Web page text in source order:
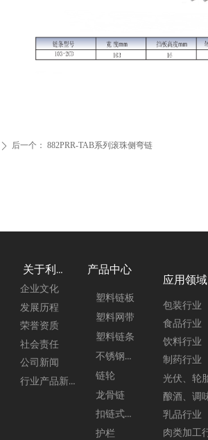
ꄲ 后一个： 882PRR-TAB系列滚珠侧弯链
塑料链板
塑料网带
塑料链条
不锈钢链板
链轮
龙骨链
扣链式链板
护栏
关于利来 产品中心
企业文化
发展历程
荣誉资质
社会责任
公司新闻
行业产品新闻
应用领域
包装行业
食品行业
饮料行业
制药行业
乳品行业